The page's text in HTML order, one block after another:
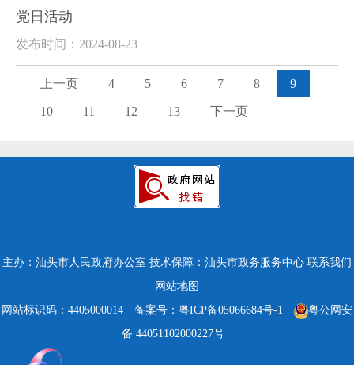
党日活动
发布时间：2024-08-23
上一页 4 5 6 7 8 9
10 11 12 13 下一页
主办：汕头市人民政府办公室 技术保障：汕头市政务服务中心 联系我们
网站地图
网站标识码：4405000014
备案号：粤ICP备05066684号-1
粤公网安
备 44051102000227号